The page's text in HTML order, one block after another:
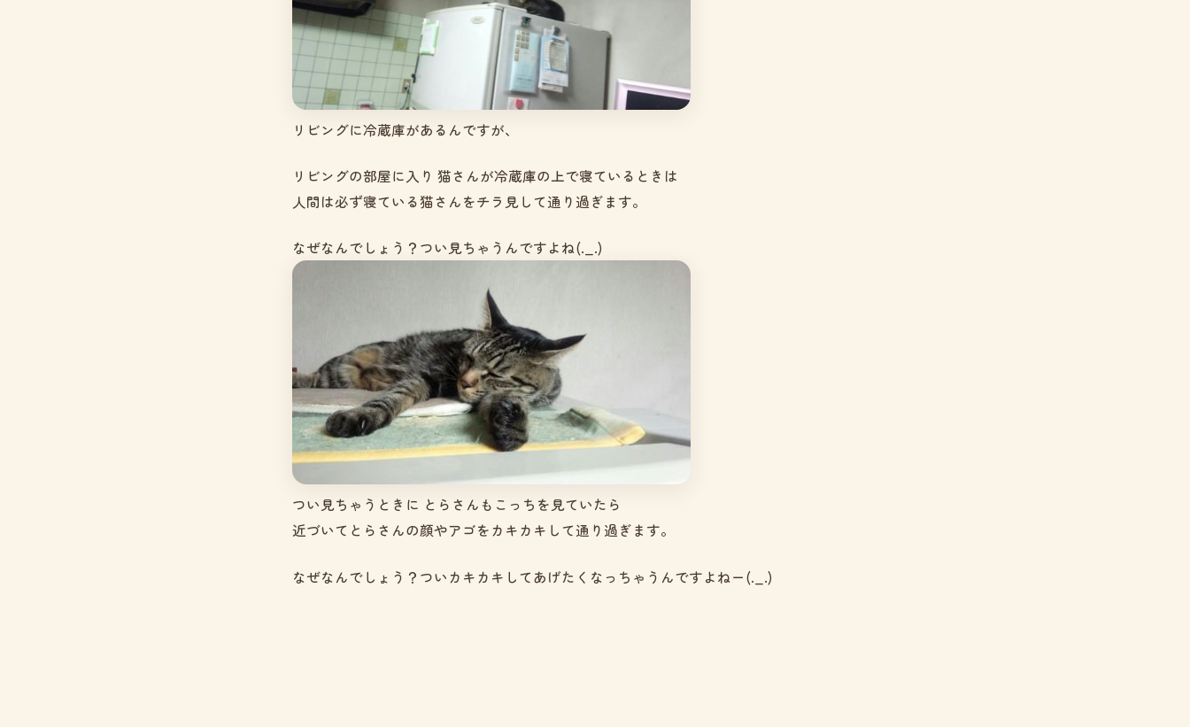
リビングに冷蔵庫があるんですが、
リビングの部屋に入り 猫さんが冷蔵庫の上で寝ているときは
人間は必ず寝ている猫さんをチラ見して通り過ぎます。
なぜなんでしょう？つい見ちゃうんですよね(._.)
つい見ちゃうときに とらさんもこっちを見ていたら
近づいてとらさんの顔やアゴをカキカキして通り過ぎます。
なぜなんでしょう？ついカキカキしてあげたくなっちゃうんですよねー(._.)